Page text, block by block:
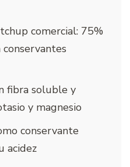
comercial: 75%
conservantes
fibra soluble y
y magnesio
conservante
acidez